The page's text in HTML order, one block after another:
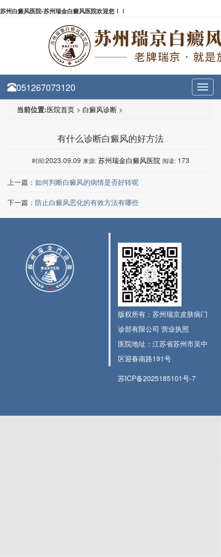
苏州白癜风医院-苏州瑞金白癜风医院欢迎您！！
051267073120
当前位置:医院首页 > 白癜风诊断 >
有什么诊断白癜风的好方法
时间:2023.09.09 来源: 苏州瑞金白癜风医院 阅读: 173
上一篇： 如何判断白癜风的病情是否好转呢
下一篇： 防止白癜风恶化的有效方法有哪些
版权所有：苏州瑞京皮肤病门
诊部有限公司 营业执照
医院地址：江苏省苏州市吴中
区迎春南路191号
苏ICP备2025185101号-7